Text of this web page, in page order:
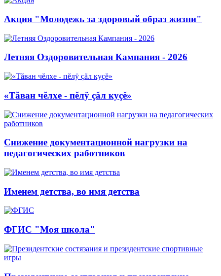
Акция "Молодежь за здоровый образ жизни"
Летняя Оздоровительная Кампания - 2026
«Тăван чĕлхе - пĕлÿ çăл куçĕ»
Снижение документационной нагрузки на
педагогических работников
Именем детства, во имя детства
ФГИС "Моя школа"